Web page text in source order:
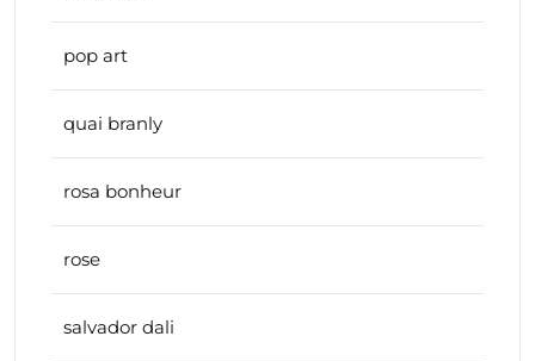
pop art
quai branly
rosa bonheur
rose
salvador dali